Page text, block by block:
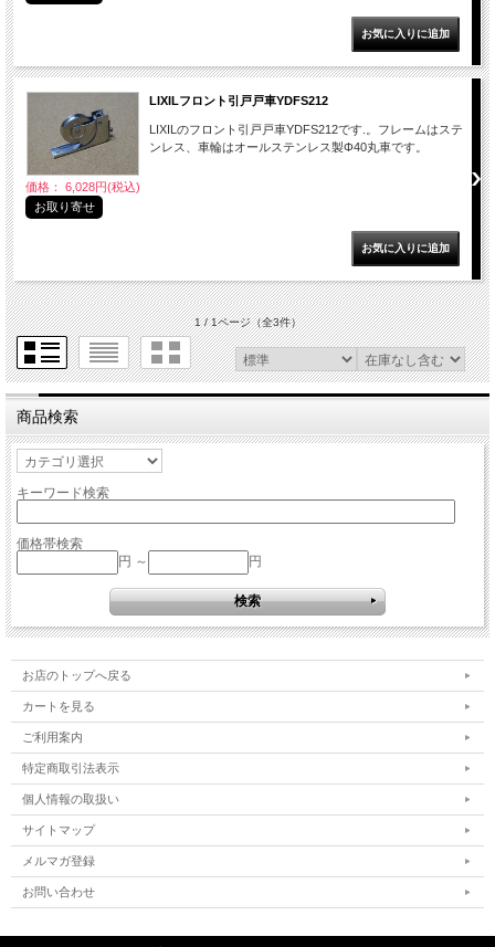
LIXILフロント引戸戸車YDFS212
LIXILのフロント引戸戸車YDFS212です.。フレームはステ
ンレス、車輪はオールステンレス製Φ40丸車です。
価格： 6,028円(税込)
お取り寄せ
1 / 1ページ（全3件）
商品検索
キーワード検索
価格帯検索
円 ～
円
お店のトップへ戻る
カートを見る
ご利用案内
特定商取引法表示
個人情報の取扱い
サイトマップ
メルマガ登録
お問い合わせ